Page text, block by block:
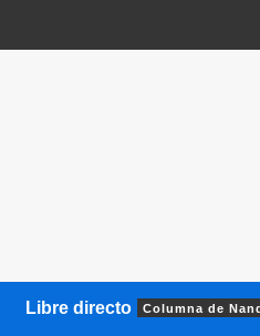
Libre directo Columna de